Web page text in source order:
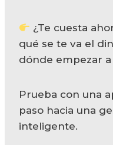
¿Te cuesta
qué se te va el
dónde empezar
Prueba con una
paso hacia una
inteligente.